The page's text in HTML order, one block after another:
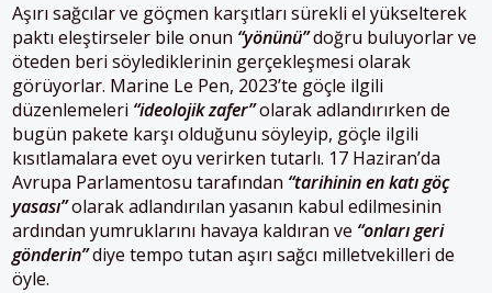
Aşırı sağcılar ve göçmen karşıtları sürekli el yükselterek
paktı eleştirseler bile onun “yönünü”doğru buluyorlar ve
öteden beri söylediklerinin gerçekleşmesi olarak
görüyorlar. Marine Le Pen, 2023’te göçle ilgili
düzenlemeleri “ideolojik zafer”olarak adlandırırken de
bugün pakete karşı olduğunu söyleyip, göçle ilgili
kısıtlamalara evet oyu verirken tutarlı. 17 Haziran’da
Avrupa Parlamentosu tarafından “tarihinin en katı göç
yasası”olarak adlandırılan yasanın kabul edilmesinin
ardından yumruklarını havaya kaldıran ve “onları geri
gönderin”diye tempo tutan aşırı sağcı milletvekilleri de
öyle.